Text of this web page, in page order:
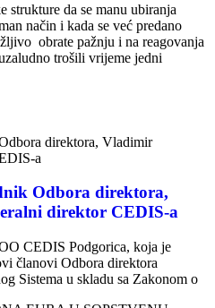
strukture da se manu ubiranja
način i kada se već predano
obrate pažnju i na reagovanja
trošili vrijeme jedni
Odbora direktora,
direktor CEDIS-a
CEDIS Podgorica, koja je
članovi Odbora direktora
Sistema u skladu sa Zakonom o